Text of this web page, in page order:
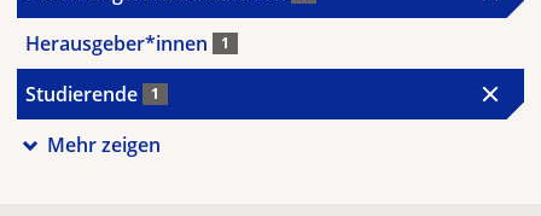
Herausgeber*innen 1
Studierende 1
Mehr zeigen